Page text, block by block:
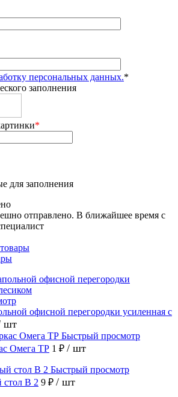
персональных данных.*
заполнения
*
для заполнения
отправлено. В ближайшее время с
офисной перегородки усиленная с
шт
Быстрый просмотр
Омега ТР 1 ₽ / шт
Быстрый просмотр
В 2 9 ₽ / шт